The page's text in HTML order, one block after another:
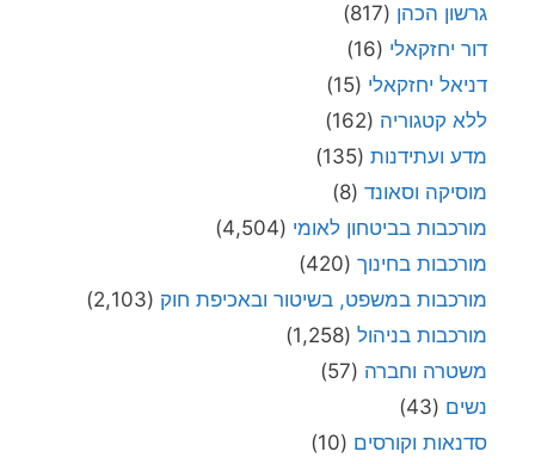
גרשון הכהן (817)
דור יחזקאלי (16)
דניאל יחזקאלי (15)
ללא קטגוריה (162)
מדע ועתידנות (135)
מוסיקה וסאונד (8)
מורכבות בביטחון לאומי (4,504)
מורכבות בחינוך (420)
מורכבות במשפט, בשיטור ובאכיפת חוק (2,103)
מורכבות בניהול (1,258)
משטרה וחברה (57)
נשים (43)
סדנאות וקורסים (10)